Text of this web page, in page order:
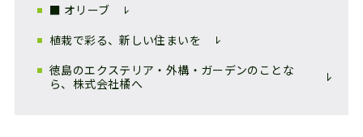
■ オリーブ
植栽で彩る、新しい住まいを
徳島のエクステリア・外構・ガーデンのことな
ら、株式会社橘へ